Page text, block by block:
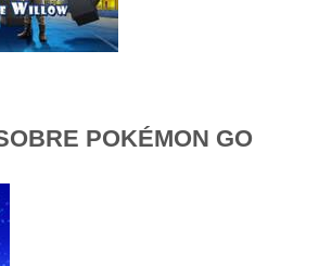
POKÉMON GO